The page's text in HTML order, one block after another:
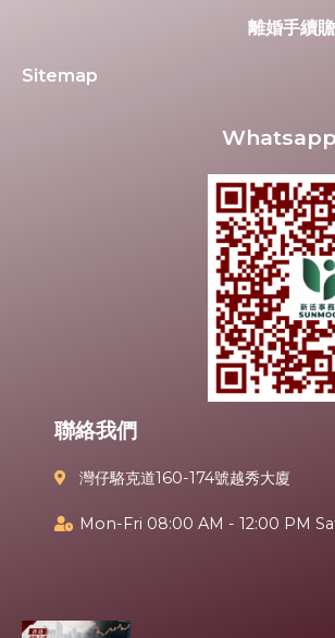
離婚手續
Sitemap
Whatsapp
聯絡我們
灣仔駱克道160-174號越秀大廈
Mon-Fri 08:00 AM - 12:00 PM